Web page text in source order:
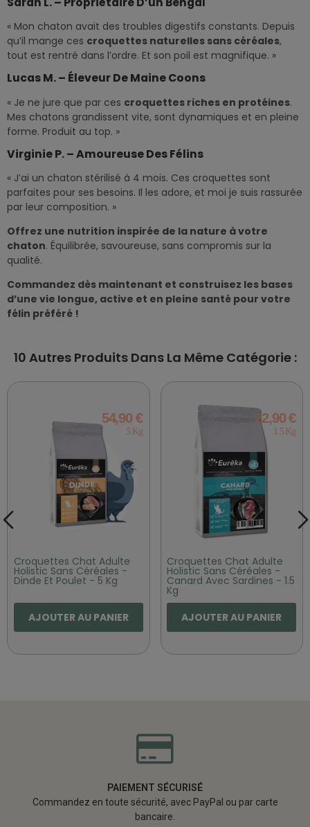
« Mon chaton avait des troubles digestifs constants. Depuis
qu’il mange ces croquettes naturelles sans céréales,
tout est rentré dans l’ordre. Et son poil est magnifique. »
Lucas M. – Éleveur De Maine Coons
« Je ne jure que par ces croquettes riches en protéines.
Mes chatons grandissent vite, sont dynamiques et en pleine
forme. Produit au top. »
Virginie P. – Amoureuse Des Félins
« J’ai un chaton stérilisé à 4 mois. Ces croquettes sont
parfaites pour ses besoins. Il les adore, et moi je suis rassurée
par leur composition. »
Offrez une nutrition inspirée de la nature à votre
chaton. Équilibrée, savoureuse, sans compromis sur la
qualité.
Commandez dès maintenant et construisez les bases
d’une vie longue, active et en pleine santé pour votre
félin préféré !
10 Autres Produits Dans La Même Catégorie :
54,90 €
5 Kg
Croquettes Chat Adulte
Holistic Sans Céréales -
Dinde Et Poulet - 5 Kg
AJOUTER AU PANIER
22,90 €
1.5 Kg
Croquettes Chat Adulte
Holistic Sans Céréales -
Canard Avec Sardines - 1.5
Kg
AJOUTER AU PANIER
PAIEMENT SÉCURISÉ
Commandez en toute sécurité, avec PayPal ou par carte
bancaire.